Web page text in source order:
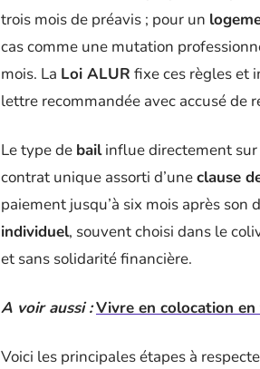
trois mois de préavis ; pour un
cas comme une mutation
mois. La Loi ALUR fixe ces règles et
lettre recommandée avec accusé de
Le type de bailinflue directement sur
contrat unique assorti d’uneclause
paiement jusqu’à six mois après son
individuel, souvent choisi dans le
et sans solidarité financière.
A voir aussi :Vivre en colocation
Voici les principales étapes à